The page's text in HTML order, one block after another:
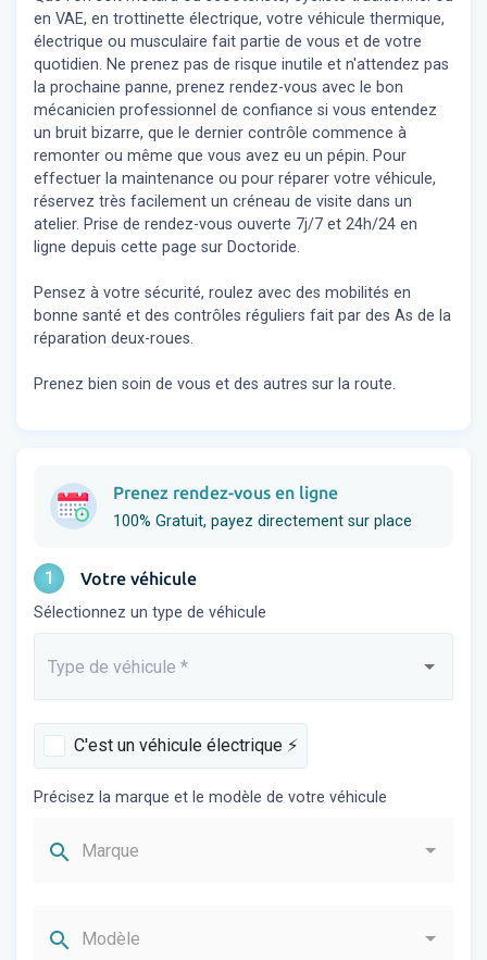
en VAE, en trottinette électrique, votre véhicule thermique,
électrique ou musculaire fait partie de vous et de votre
quotidien. Ne prenez pas de risque inutile et n'attendez pas
la prochaine panne, prenez rendez-vous avec le bon
mécanicien professionnel de confiance si vous entendez
un bruit bizarre, que le dernier contrôle commence à
remonter ou même que vous avez eu un pépin. Pour
effectuer la maintenance ou pour réparer votre véhicule,
réservez très facilement un créneau de visite dans un
atelier. Prise de rendez-vous ouverte 7j/7 et 24h/24 en
ligne depuis cette page sur Doctoride.
Pensez à votre sécurité, roulez avec des mobilités en
bonne santé et des contrôles réguliers fait par des As de la
réparation deux-roues.
Prenez bien soin de vous et des autres sur la route.
Prenez rendez-vous en ligne
100% Gratuit, payez directement sur place
1 Votre véhicule
Sélectionnez un type de véhicule
Saisissez...
Type de véhicule *
C'est un véhicule électrique ⚡️
Précisez la marque et le modèle de votre véhicule
search Marque
search Modèle